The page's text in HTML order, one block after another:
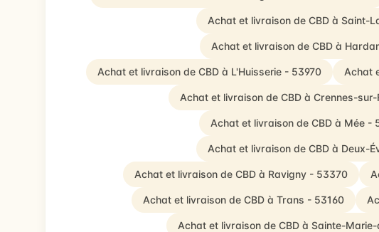
Achat et livraison de CBD à Saint-
Achat et livraison de CBD à
Achat et livraison de CBD à L'Huisserie - 53970 Achat
Achat et livraison de CBD à Crennes-
Achat et livraison de CBD à Mée -
Achat et livraison de CBD à Deux-
Achat et livraison de CBD à Ravigny - 53370
Achat et livraison de CBD à Trans - 53160
Achat et livraison de CBD à Sainte-